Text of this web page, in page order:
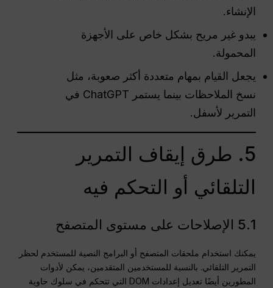
الإنشاء.
يبدو غير مريح بشكل خاص على الأجهزة
المحمولة.
يجعل القيام بمهام متعددة أكثر صعوبة، مثل
نسخ الملاحظات بينما يستمر ChatGPT في
التمرير لأسفل.
5. طرق إيقاف التمرير
التلقائي أو التحكم فيه
5.1 الإصلاحات على مستوى المتصفح
يمكنك استخدام ملحقات المتصفح أو البرامج النصية للمستخدم لحظر
التمرير التلقائي. بالنسبة للمستخدمين المتقدمين، يمكن لأدوات
المطورين أيضًا تعديل إعدادات DOM التي تتحكم في سلوك حاوية